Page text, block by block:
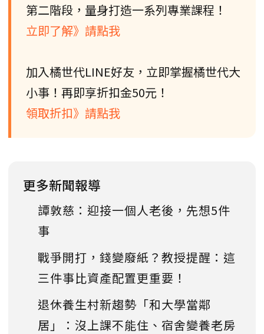
第二階段，量身打造一系列專業課程！
立即了解》請點我
加入橘世代LINE好友，立即掌握橘世代大
小事！再即享折扣金50元！
領取折扣》請點我
更多新聞報導
譚敦慈：迎接一個人老後，先想5件
事
戰爭開打，錢變廢紙？教授提醒：這
三件事比資產配置更重要！
退休養生村新趨勢「和大學當鄰
居」：沒上課不能住、宿舍變養老房